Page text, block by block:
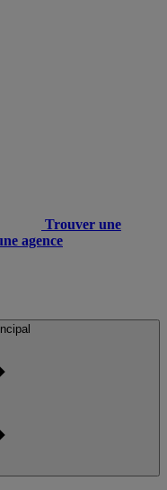
Trouver une
agence